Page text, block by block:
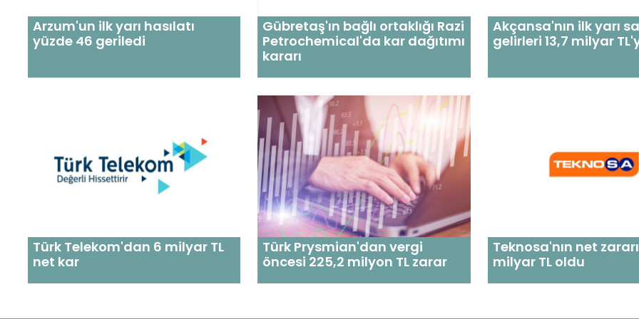
Arzum'un ilk yarı hasılatı
yüzde 46 geriledi
Gübretaş'ın bağlı ortaklığı Razi
Petrochemical'da kar dağıtımı
kararı
Akçansa'nın ilk yarı
gelirleri 13,7 milyar
Türk Telekom'dan 6 milyar TL
net kar
Türk Prysmian'dan vergi
öncesi 225,2 milyon TL zarar
Teknosa'nın net
milyar TL oldu